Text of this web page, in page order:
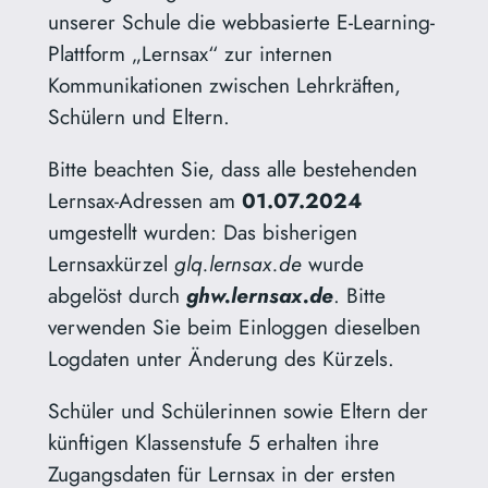
unserer Schule die webbasierte E-Learning-
Plattform „Lernsax“ zur internen
Kommunikationen zwischen Lehrkräften,
Schülern und Eltern.
Bitte beachten Sie, dass alle bestehenden
Lernsax-Adressen am 01.07.2024
umgestellt wurden: Das bisherigen
Lernsaxkürzel glq.lernsax.dewurde
abgelöst durch ghw.lernsax.de. Bitte
verwenden Sie beim Einloggen dieselben
Logdaten unter Änderung des Kürzels.
Schüler und Schülerinnen sowie Eltern der
künftigen Klassenstufe 5 erhalten ihre
Zugangsdaten für Lernsax in der ersten